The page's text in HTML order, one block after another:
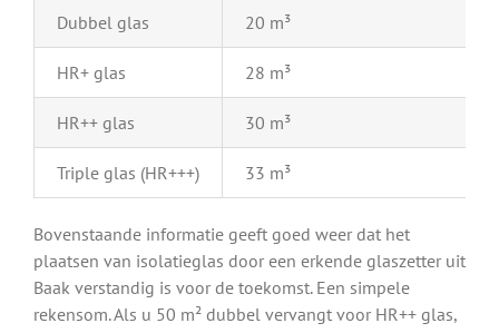
Dubbel glas 20 m³
HR+ glas 28 m³
HR++ glas 30 m³
Triple glas (HR+++) 33 m³
Bovenstaande informatie geeft goed weer dat het
plaatsen van isolatieglas door een erkende glaszetter uit
Baak verstandig is voor de toekomst. Een simpele
rekensom. Als u 50 m² dubbel vervangt voor HR++ glas,